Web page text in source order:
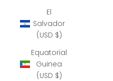
El
Salvador
(USD $)
Equatorial
Guinea
(USD $)